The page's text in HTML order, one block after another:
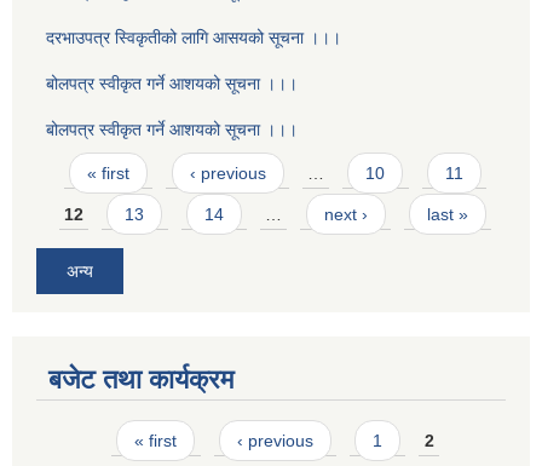
दरभाउपत्र स्विकृतीको लागि आसयको सूचना ।।।
बोलपत्र स्वीकृत गर्ने आशयको सूचना ।।।
बोलपत्र स्वीकृत गर्ने आशयको सूचना ।।।
Pages
« first ‹ previous … 10 11
12 13 14 … next › last »
अन्य
बजेट तथा कार्यक्रम
Pages« first ‹ previous 1 2